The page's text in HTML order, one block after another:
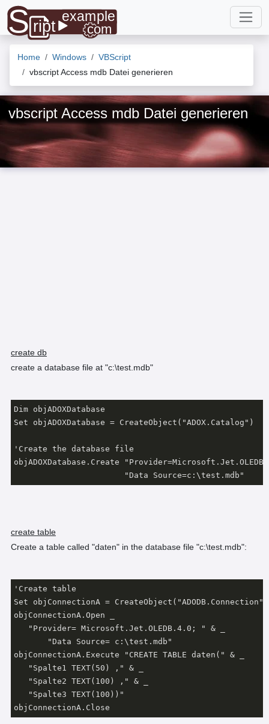
Home Windows
VBScript
vbscript Access mdb Datei generieren
vbscript Access mdb Datei generieren
create db
create a database file at "c:\test.mdb"
Dim objADOXDatabase
Set objADOXDatabase = CreateObject("ADOX.Catalog")
'Create the database file
objADOXDatabase.Create
                       "Data Source=c:\test.mdb"
create table
Create a table called "daten" in the database file "c:\test.mdb":
'Create table
Set objConnectionA = CreateObject("ADODB.Connection")
objConnectionA.Open _
   "Provider= Microsoft.Jet.OLEDB.4.0; " & _
       "Data Source= c:\test.mdb"
objConnectionA.Execute "CREATE TABLE daten(" & _
   "Spalte1 TEXT(50) ," & _
   "Spalte2 TEXT(100) ," & _
   "Spalte3 TEXT(100))"
objConnectionA.Close